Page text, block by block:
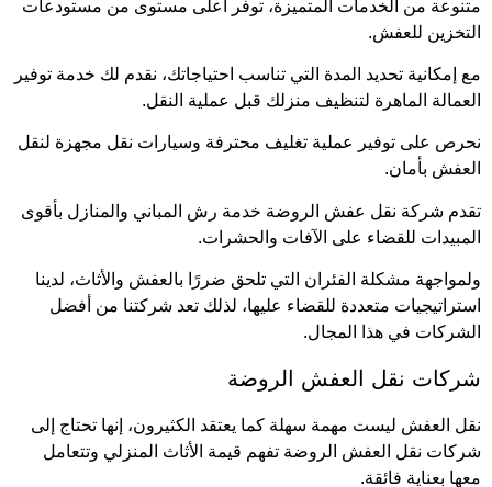
متنوعة من الخدمات المتميزة، توفر أعلى مستوى من مستودعات
التخزين للعفش.
مع إمكانية تحديد المدة التي تناسب احتياجاتك، نقدم لك خدمة توفير
العمالة الماهرة لتنظيف منزلك قبل عملية النقل.
نحرص على توفير عملية تغليف محترفة وسيارات نقل مجهزة لنقل
العفش بأمان.
تقدم شركة نقل عفش الروضة خدمة رش المباني والمنازل بأقوى
المبيدات للقضاء على الآفات والحشرات.
ولمواجهة مشكلة الفئران التي تلحق ضررًا بالعفش والأثاث، لدينا
استراتيجيات متعددة للقضاء عليها، لذلك تعد شركتنا من أفضل
الشركات في هذا المجال.
شركات نقل العفش الروضة
نقل العفش ليست مهمة سهلة كما يعتقد الكثيرون، إنها تحتاج إلى
شركات نقل العفش الروضة تفهم قيمة الأثاث المنزلي وتتعامل
معها بعناية فائقة.